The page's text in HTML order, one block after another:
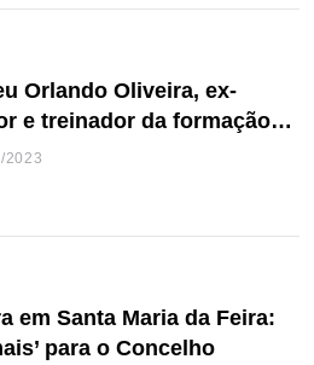
Orlando Oliveira, ex-
e treinador da formação
do Feirense
2023
em Santa Maria da Feira:
para o Concelho